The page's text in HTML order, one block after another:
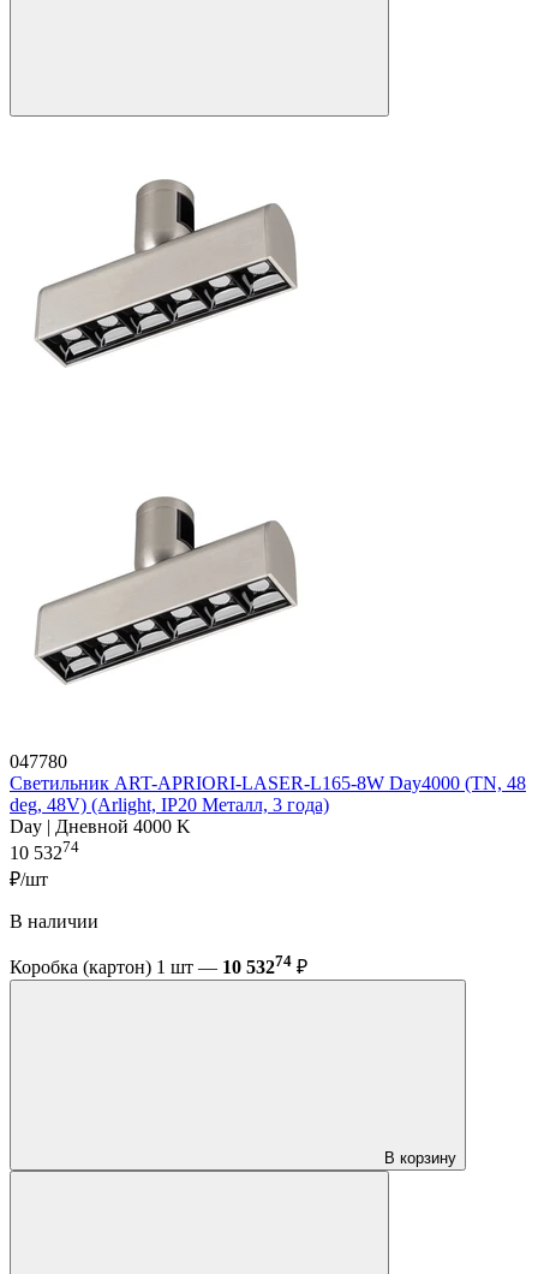
047780
Светильник ART-APRIORI-LASER-L165-8W Day4000 (TN, 48
deg, 48V) (Arlight, IP20 Металл, 3 года)
Day | Дневной 4000 K
10 53274
₽/шт
В наличии
Коробка (картон) 1 шт — 10 53274 ₽
В корзину